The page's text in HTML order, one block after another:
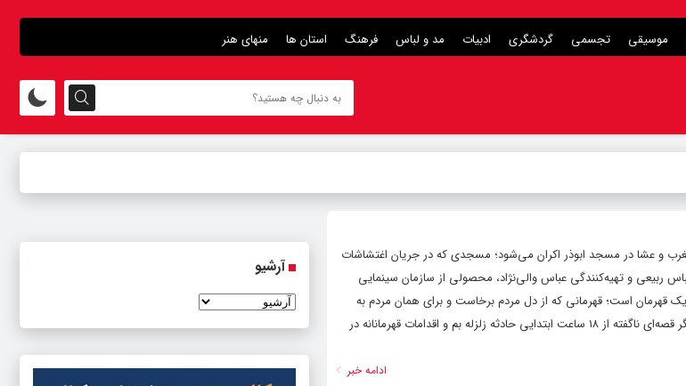
موسیقی تجسمی گردشگری ادبیات مد و لباس فرهنگ استان ها منهای هنر
امروز یکشنبه ۵ بهمن پس از نماز مغرب و عشا در مسجد ابوذر اکران می‌شود؛ مسجدی که در جریان اغتشاشات
ربیعی و تهیه‌کنندگی عباس والی‌نژاد، محصولی از سازمان سینمایی
قهرمان است؛ قهرمانی که از دل مردم برخاست و برای همان مردم به
میدان زد تا ایده‌ای به‌ظاهر محال را شدنی کند. این اثر سینمایی روایتگر قصه‌ای ناگفته از ۱۸ ساعت ابتدایی حادثه زلزله بم و اقدامات قهرمانانه در
ادامه خبر
آرشیو